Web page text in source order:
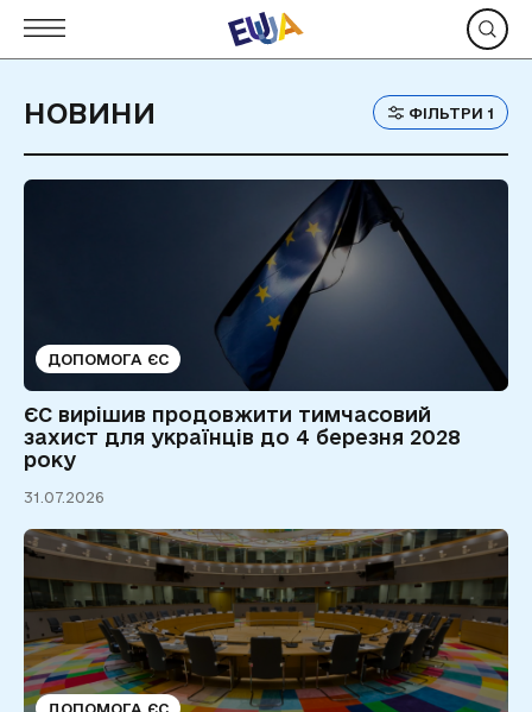
НОВИНИ ФІЛЬТРИ 1
ДОПОМОГА ЄС
ЄС вирішив продовжити тимчасовий
захист для українців до 4 березня 2028
року
31.07.2026
ДОПОМОГА ЄС